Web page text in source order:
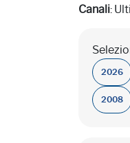
Canali:
2026
2008